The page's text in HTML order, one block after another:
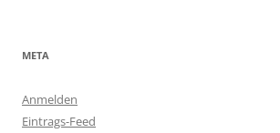
META
Anmelden
Eintrags-Feed